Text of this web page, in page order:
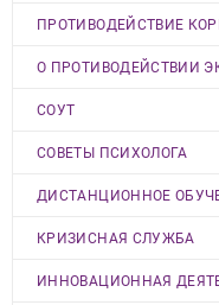
ПРОТИВОДЕЙСТВИЕ
О ПРОТИВОДЕЙСТВИИ
СОУТ
СОВЕТЫ ПСИХОЛОГА
ДИСТАНЦИОННОЕ
КРИЗИСНАЯ СЛУЖБА
ИННОВАЦИОННАЯ